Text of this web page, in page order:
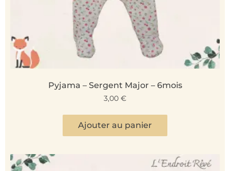
Pyjama – Sergent Major – 6mois
3,00 €
Ajouter au panier